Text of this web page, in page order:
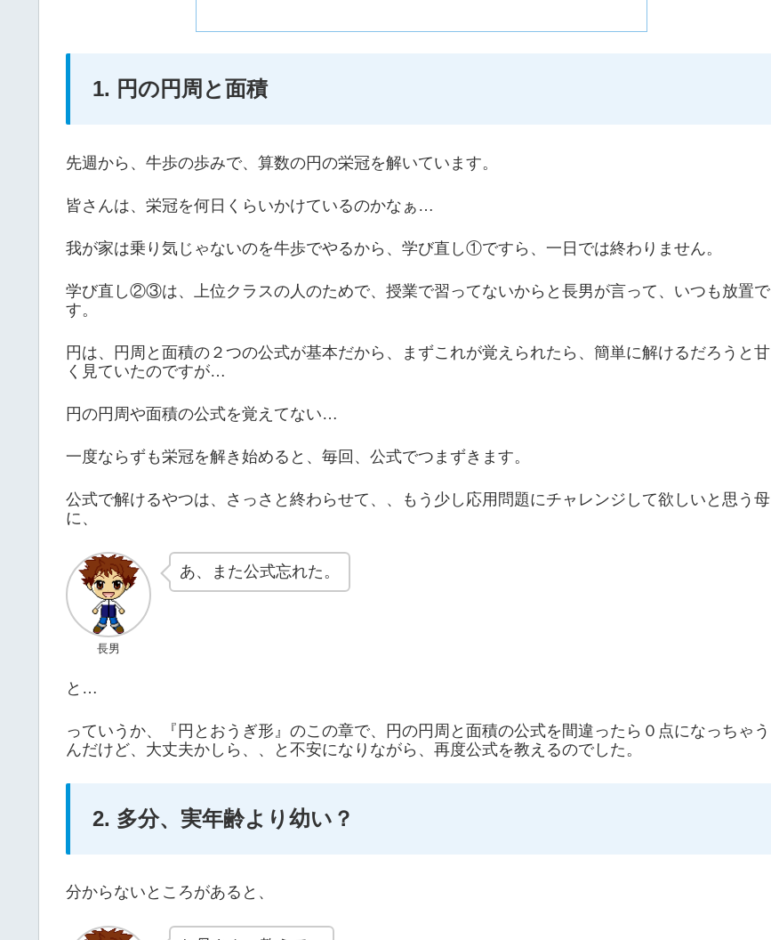
1. 円の円周と面積
先週から、牛歩の歩みで、算数の円の栄冠を解いています。
皆さんは、栄冠を何日くらいかけているのかなぁ…
我が家は乗り気じゃないのを牛歩でやるから、学び直し①ですら、一日では終わりません。
学び直し②③は、上位クラスの人のためで、授業で習ってないからと長男が言って、いつも放置で
す。
円は、円周と面積の２つの公式が基本だから、まずこれが覚えられたら、簡単に解けるだろうと甘
く見ていたのですが…
円の円周や面積の公式を覚えてない…
一度ならずも栄冠を解き始めると、毎回、公式でつまずきます。
公式で解けるやつは、さっさと終わらせて、、もう少し応用問題にチャレンジして欲しいと思う母
に、
長男
あ、また公式忘れた。
と…
っていうか、『円とおうぎ形』のこの章で、円の円周と面積の公式を間違ったら０点になっちゃう
んだけど、大丈夫かしら、、と不安になりながら、再度公式を教えるのでした。
2. 多分、実年齢より幼い？
分からないところがあると、